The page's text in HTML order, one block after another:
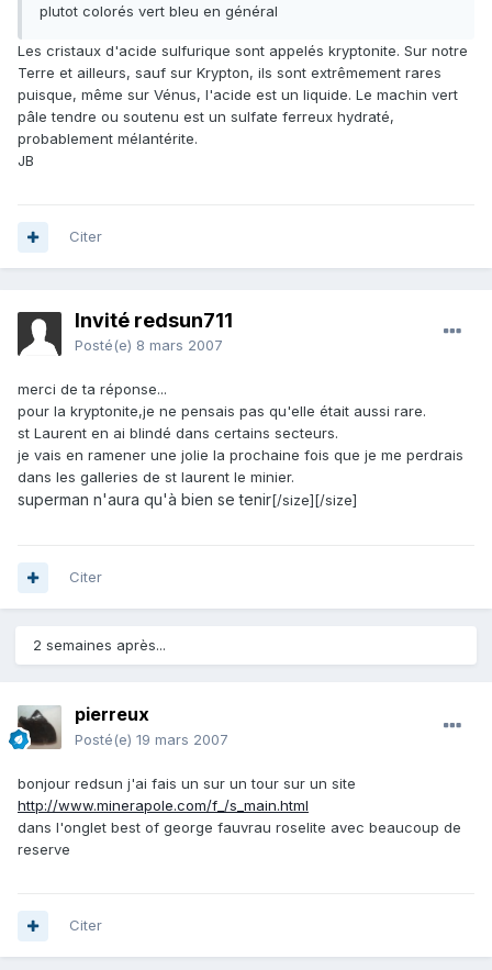
plutot colorés vert bleu en général
Les cristaux d'acide sulfurique sont appelés kryptonite. Sur notre
Terre et ailleurs, sauf sur Krypton, ils sont extrêmement rares
puisque, même sur Vénus, l'acide est un liquide. Le machin vert
pâle tendre ou soutenu est un sulfate ferreux hydraté,
probablement mélantérite.
JB
Citer
Invité redsun711
Posté(e) 8 mars 2007
merci de ta réponse...
pour la kryptonite,je ne pensais pas qu'elle était aussi rare.
st Laurent en ai blindé dans certains secteurs.
je vais en ramener une jolie la prochaine fois que je me perdrais
dans les galleries de st laurent le minier.
superman n'aura qu'à bien se tenir[/size][/size]
Citer
2 semaines après...
pierreux
Posté(e) 19 mars 2007
bonjour redsun j'ai fais un sur un tour sur un site
http://www.minerapole.com/f_/s_main.html
dans l'onglet best of george fauvrau roselite avec beaucoup de
reserve
Citer